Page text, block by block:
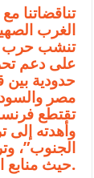
تناقضاتنا
الغرب
تنشب حرب
على دعم
حدودية بين
مصر
تقتطع
وأهدته إلى
الجنوب”،
حيث منابع النفط والغاز.